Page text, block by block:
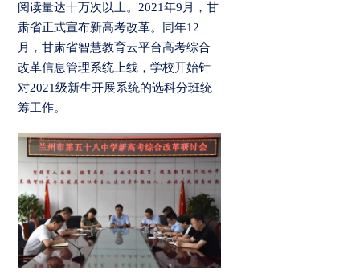
阅读量达十万次以上。2021年9月，甘
肃省正式宣布新高考改革。同年12
月，甘肃省智慧教育云平台高考综合
改革信息管理系统上线，学校开始针
对2021级新生开展系统的选科分班统
筹工作。